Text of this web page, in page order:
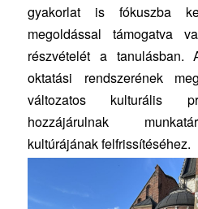
gyakorlat is fókuszba
megoldással támogatva
részvételét a tanulásban.
oktatási rendszerének
változatos kulturális
hozzájárulnak
kultúrájának felfrissítéséhez.